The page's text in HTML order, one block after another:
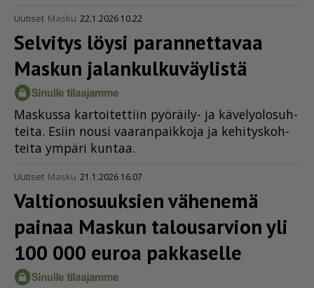
Uutiset Masku 22.1.2026 10.22
Selvitys löysi parannettavaa
Maskun jalan­kul­ku­väy­listä
Mas­kus­sa kar­toi­tet­tiin pyö­räi­ly- ja kä­ve­ly­o­lo­suh­
tei­ta. Esiin nou­si vaa­ran­paik­ko­ja ja ke­hi­tys­koh­
tei­ta ym­pä­ri kun­taa.
Uutiset Masku 21.1.2026 16.07
Valti­o­no­suuksien vähenemä
painaa Maskun talousarvion yli
100 000 euroa pakkaselle